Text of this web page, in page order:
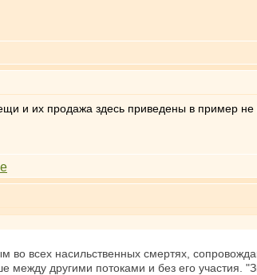
и их продажа здесь приведены в пример не
во всех насильственных смертях,
между другими потоками и без его участия.